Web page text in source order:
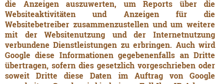
die Anzeigen auszuwerten, um Reports über die
Websiteaktivitäten und Anzeigen für die
Websitebetreiber zusammenzustellen und um weitere
mit der Websitenutzung und der Internetnutzung
verbundene Dienstleistungen zu erbringen. Auch wird
Google diese Informationen gegebenenfalls an Dritte
übertragen, sofern dies gesetzlich vorgeschrieben oder
soweit Dritte diese Daten im Auftrag von Google